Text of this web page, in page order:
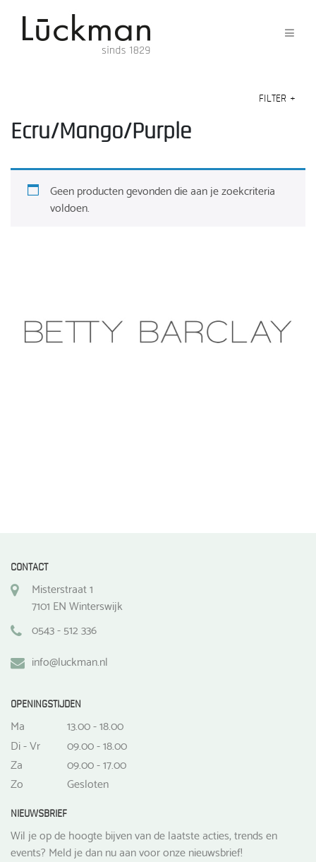
FILTER +
Ecru/Mango/Purple
Geen producten gevonden die aan je zoekcriteria
voldoen.
CONTACT
Misterstraat 1
7101 EN Winterswijk
0543 - 512 336
info@luckman.nl
OPENINGSTIJDEN
Ma
13.00 - 18.00
Di - Vr
09.00 - 18.00
Za
09.00 - 17.00
Zo
Gesloten
NIEUWSBRIEF
Wil je op de hoogte bijven van de laatste acties, trends en
events? Meld je dan nu aan voor onze nieuwsbrief!